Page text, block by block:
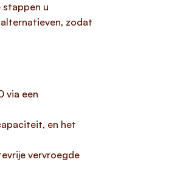
stappen u
zodat
via een
en het
vervroegde